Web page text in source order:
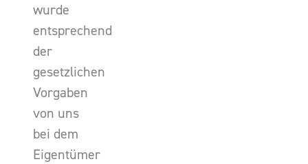
wurde
entsprechend
der
gesetzlichen
Vorgaben
von uns
bei dem
Eigentümer